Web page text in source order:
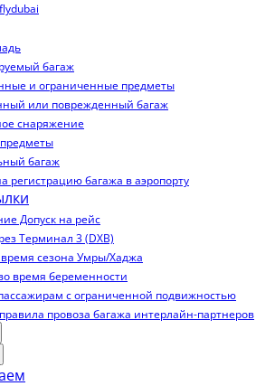
багаж
и ограниченные предметы
или поврежденный багаж
снаряжение
багаж
регистрацию багажа в аэропорту
Допуск на рейс
Терминал 3 (DXB)
сезона Умры/Хаджа
время беременности
с ограниченной подвижностью
провоза багажа интерлайн-партнеров